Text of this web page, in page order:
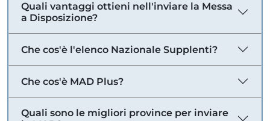
Quali vantaggi ottieni nell'inviare la Messa
a Disposizione?
Che cos'è l'elenco Nazionale Supplenti?
Che cos'è MAD Plus?
Quali sono le migliori province per inviare